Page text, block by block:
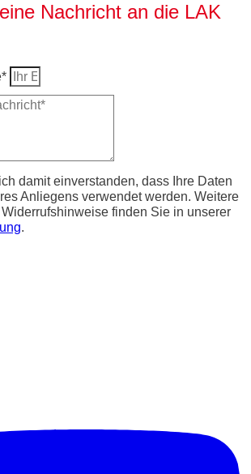
Nachricht an die LAK
damit einverstanden, dass Ihre Daten
Anliegens verwendet werden. Weitere
Widerrufshinweise finden Sie in unserer
.